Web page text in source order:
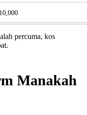
percuma, kos
Manakah